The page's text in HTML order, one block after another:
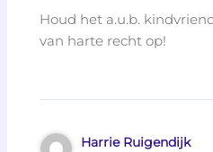
Houd het a.u.b.
van harte recht op!
Harrie Ruigendijk